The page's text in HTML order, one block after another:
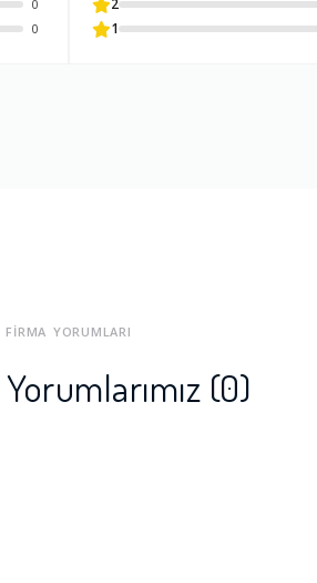
0
0
2
1
FİRMA YORUMLARI
(0)